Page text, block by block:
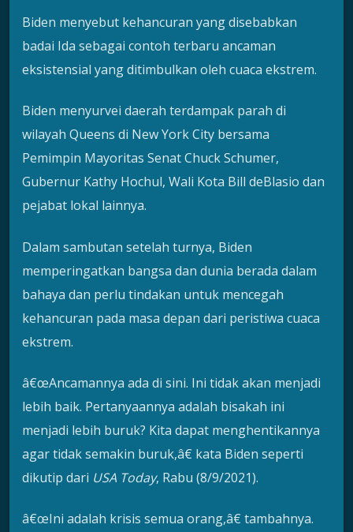
Biden menyebut kehancuran yang disebabkan
badai Ida sebagai contoh terbaru ancaman
eksistensial yang ditimbulkan oleh cuaca ekstrem.
Biden menyurvei daerah terdampak parah di
wilayah Queens di New York City bersama
Pemimpin Mayoritas Senat Chuck Schumer,
Gubernur Kathy Hochul, Wali Kota Bill deBlasio dan
pejabat lokal lainnya.
Dalam sambutan setelah turnya, Biden
memperingatkan bangsa dan dunia berada dalam
bahaya dan perlu tindakan untuk mencegah
kehancuran pada masa depan dari peristiwa cuaca
ekstrem.
â€œAncamannya ada di sini. Ini tidak akan menjadi
lebih baik. Pertanyaannya adalah bisakah ini
menjadi lebih buruk? Kita dapat menghentikannya
agar tidak semakin buruk,â€ kata Biden seperti
dikutip dari USA Today, Rabu (8/9/2021).
â€œIni adalah krisis semua orang,â€ tambahnya.